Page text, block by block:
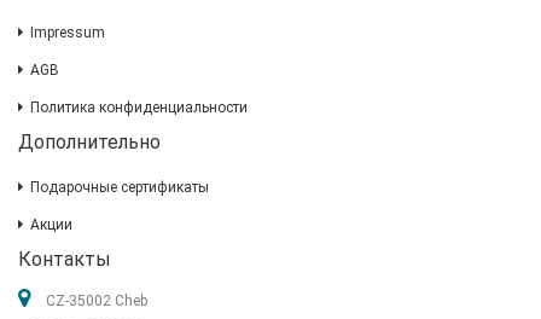
Impressum
AGB
Политика конфиденциальности
Дополнительно
Подарочные сертификаты
Акции
Контакты
CZ-35002 Cheb